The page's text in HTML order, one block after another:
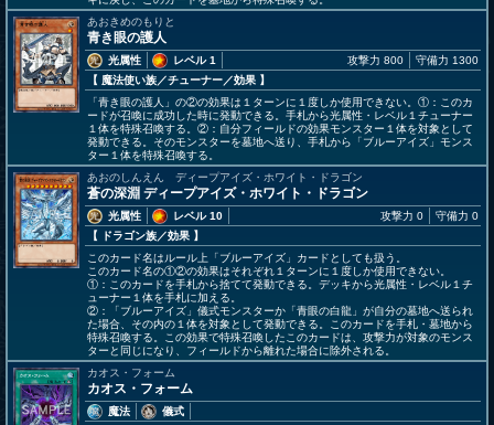
あおきめのもりと
青き眼の護人
光属性
レベル 1
【 魔法使い族／チューナー／効果 】
攻撃力 800 守備力 1300
「青き眼の護人」の②の効果は１ターンに１度しか使用できない。①：このカ
ードが召喚に成功した時に発動できる。手札から光属性・レベル１チューナー
１体を特殊召喚する。②：自分フィールドの効果モンスター１体を対象として
発動できる。そのモンスターを墓地へ送り、手札から「ブルーアイズ」モンス
ター１体を特殊召喚する。
あおのしんえん ディープアイズ・ホワイト・ドラゴン
蒼の深淵 ディープアイズ・ホワイト・ドラゴン
光属性
レベル 10
【 ドラゴン族／効果 】
攻撃力 0 守備力 0
このカード名はルール上「ブルーアイズ」カードとしても扱う。
このカード名の①②の効果はそれぞれ１ターンに１度しか使用できない。
①：このカードを手札から捨てて発動できる。デッキから光属性・レベル１チ
ューナー１体を手札に加える。
②：「ブルーアイズ」儀式モンスターか「青眼の白龍」が自分の墓地へ送られ
た場合、その内の１体を対象として発動できる。このカードを手札・墓地から
特殊召喚する。この効果で特殊召喚したこのカードは、攻撃力が対象のモンス
ターと同じになり、フィールドから離れた場合に除外される。
カオス・フォーム
カオス・フォーム
魔法
儀式